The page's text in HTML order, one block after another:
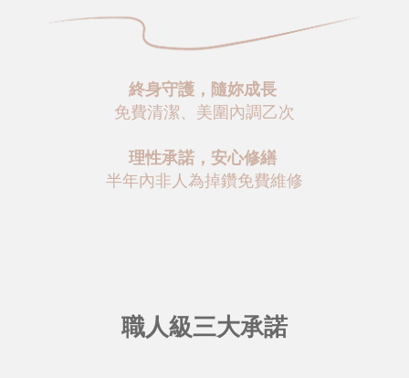
終身守護，隨妳成長
免費清潔、美圍內調乙次
理性承諾，安心修繕
半年內非人為掉鑽免費維修
職人級三大承諾